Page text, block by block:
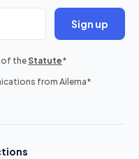
Sign up
of the Statute*
from Ailema*